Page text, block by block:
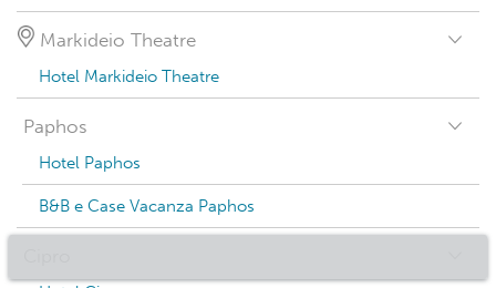
Markideio Theatre
Hotel Markideio Theatre
Paphos
Hotel Paphos
B&B e Case Vacanza Paphos